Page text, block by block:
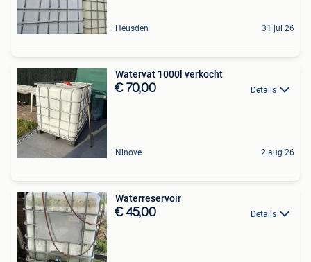
Heusden 31 jul 26
Watervat 1000l verkocht
€ 70,00 Details
Ninove 2 aug 26
Waterreservoir
€ 45,00 Details